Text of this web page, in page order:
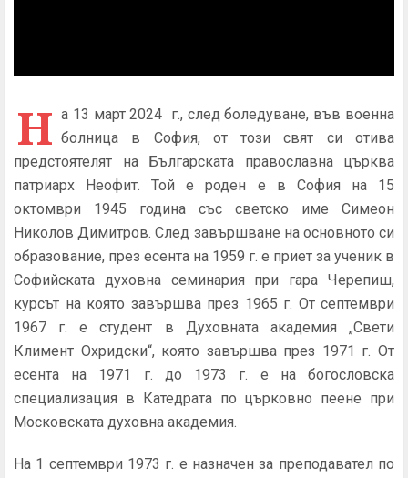
Н а 13 март 2024 г., след боледуване, във военна
болница в София, от този свят си отива
предстоятелят на Българската православна църква
патриарх Неофит. Той е роден е в София на 15
октомври 1945 година със светско име Симеон
Николов Димитров. След завършване на основното си
образование, през есента на 1959 г. е приет за ученик в
Софийската духовна семинария при гара Черепиш,
курсът на която завършва през 1965 г. От септември
1967 г. е студент в Духовната академия „Свети
Климент Охридски“, която завършва през 1971 г. От
есента на 1971 г. до 1973 г. е на богословска
специализация в Катедрата по църковно пеене при
Московската духовна академия.
На 1 септември 1973 г. е назначен за преподавател по